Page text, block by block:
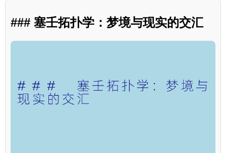
### 塞壬拓扑学：梦境与现实的交汇